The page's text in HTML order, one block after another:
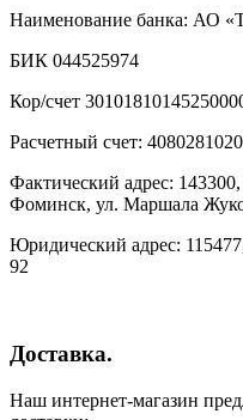
Наименование банка: АО
БИК 044525974
Кор/счет
Расчетный счет:
Фактический адрес:
Фоминск, ул. Маршала
Юридический адрес:
92
Доставка.
Наш интернет-магазин